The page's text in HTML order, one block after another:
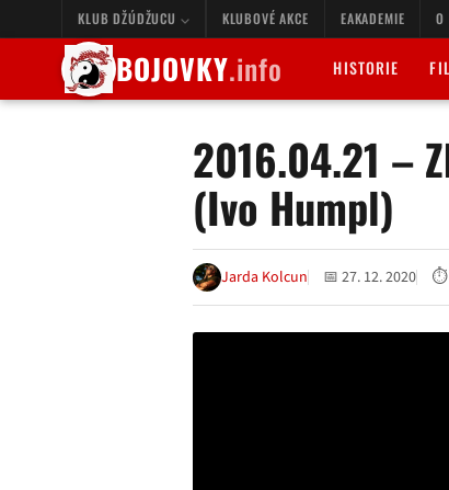
KLUB DŽÚDŽUCU KLUBOVÉ AKCE EAKADEMIE O
BOJOVKY.info HISTORIE
2016.04.21 –
(Ivo Humpl)
Jarda Kolcun 📅 27. 12. 2020 ⏱